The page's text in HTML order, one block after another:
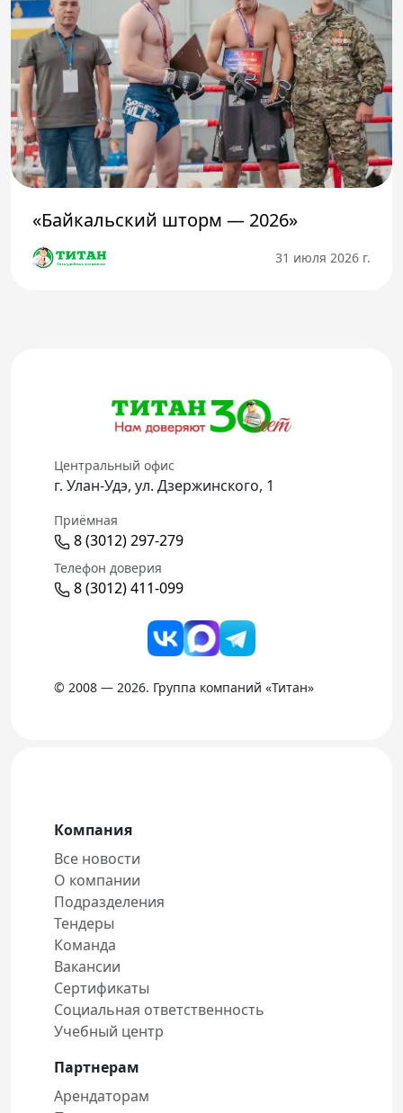
«Байкальский шторм — 2026»
31 июля 2026 г.
Центральный офис
г. Улан-Удэ, ул. Дзержинского, 1
Приёмная
8 (3012) 297-279
Телефон доверия
8 (3012) 411-099
© 2008 — 2026. Группа компаний «Титан»
Компания
Все новости
О компании
Подразделения
Тендеры
Команда
Вакансии
Сертификаты
Социальная ответственность
Учебный центр
Партнерам
Арендаторам